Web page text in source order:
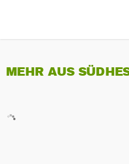
MEHR AUS